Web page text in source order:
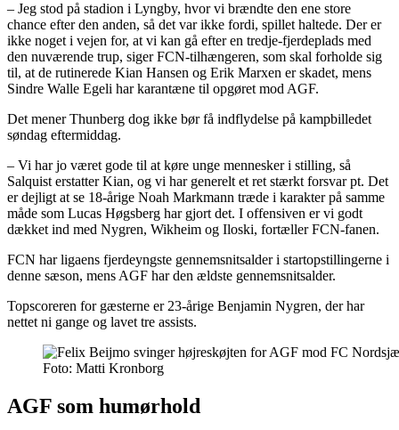
– Jeg stod på stadion i Lyngby, hvor vi brændte den ene store
chance efter den anden, så det var ikke fordi, spillet haltede. Der er
ikke noget i vejen for, at vi kan gå efter en tredje-fjerdeplads med
den nuværende trup, siger FCN-tilhængeren, som skal forholde sig
til, at de rutinerede Kian Hansen og Erik Marxen er skadet, mens
Sindre Walle Egeli har karantæne til opgøret mod AGF.
Det mener Thunberg dog ikke bør få indflydelse på kampbilledet
søndag eftermiddag.
– Vi har jo været gode til at køre unge mennesker i stilling, så
Salquist erstatter Kian, og vi har generelt et ret stærkt forsvar pt. Det
er dejligt at se 18-årige Noah Markmann træde i karakter på samme
måde som Lucas Høgsberg har gjort det. I offensiven er vi godt
dækket ind med Nygren, Wikheim og Iloski, fortæller FCN-fanen.
FCN har ligaens fjerdeyngste gennemsnitsalder i startopstillingerne i
denne sæson, mens AGF har den ældste gennemsnitsalder.
Topscoreren for gæsterne er 23-årige Benjamin Nygren, der har
nettet ni gange og lavet tre assists.
Foto: Matti Kronborg
AGF som humørhold